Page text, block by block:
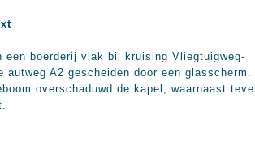
een boerderij vlak bij kruising Vliegtuigweg-
autweg A2 gescheiden door een glasscherm.
overschaduwd de kapel, waarnaast